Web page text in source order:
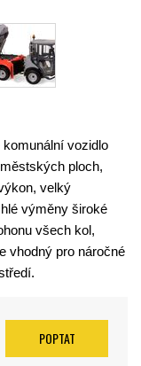
vozidlo
ploch,
velký
výměny široké
všech kol,
vhodný pro náročné
POPTAT